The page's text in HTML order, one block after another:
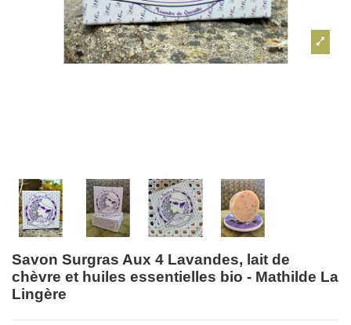
Savon Surgras Aux 4 Lavandes, lait de
chèvre et huiles essentielles bio - Mathilde La
Lingère